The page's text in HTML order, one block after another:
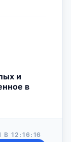
и
в
В12:16:16